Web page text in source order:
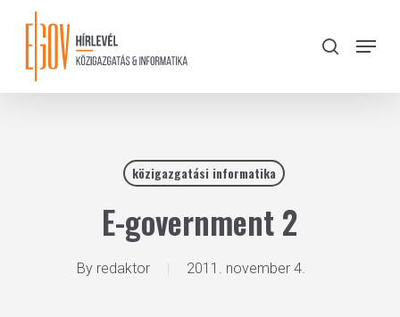
content
search
Menu
közigazgatási informatika
E-government 2
By redaktor 2011. november 4.
Close